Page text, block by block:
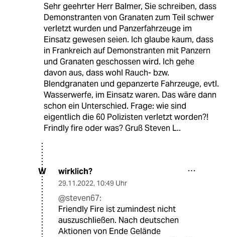
Sehr geehrter Herr Balmer, Sie schreiben, dass
Demonstranten von Granaten zum Teil schwer
verletzt wurden und Panzerfahrzeuge im
Einsatz gewesen seien. Ich glaube kaum, dass
in Frankreich auf Demonstranten mit Panzern
und Granaten geschossen wird. Ich gehe
davon aus, dass wohl Rauch- bzw.
Blendgranaten und gepanzerte Fahrzeuge, evtl.
Wasserwerfe, im Einsatz waren. Das wäre dann
schon ein Unterschied. Frage: wie sind
eigentlich die 60 Polizisten verletzt worden?!
Frindly fire oder was? Gruß Steven L..
W wirklich?
29.11.2022, 10:49 Uhr
@steven67:
Friendly Fire ist zumindest nicht
auszuschließen. Nach deutschen
Aktionen von Ende Gelände